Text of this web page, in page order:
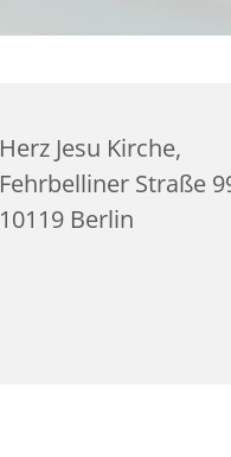
Herz Jesu Kirche,
Fehrbelliner Straße
10119 Berlin